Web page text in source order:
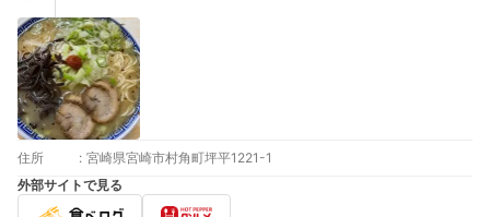
住所 : 宮崎県宮崎市村角町坪平1221-1
外部サイトで見る